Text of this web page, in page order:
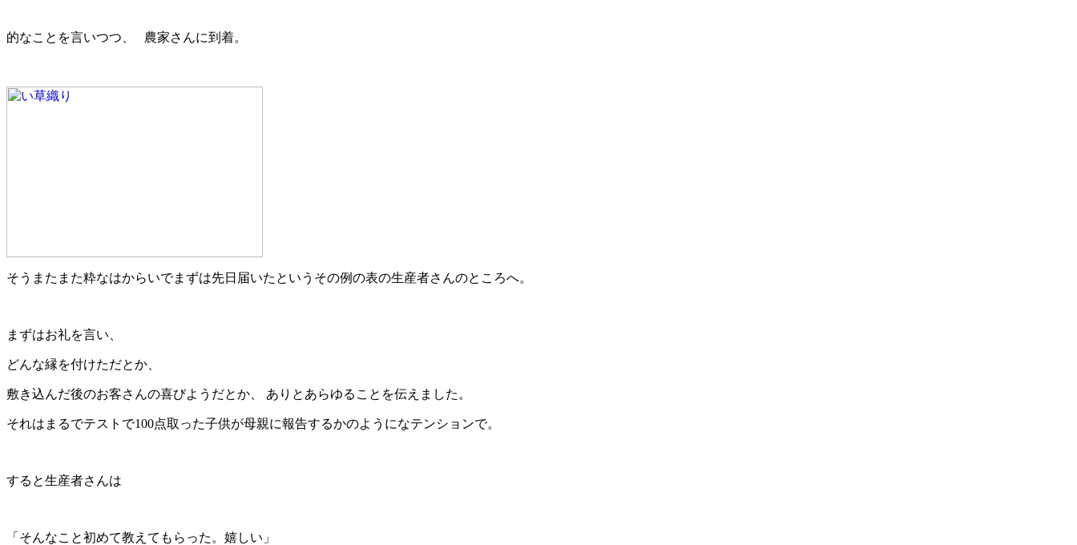
的なことを言いつつ、 農家さんに到着。
そうまたまた粋なはからいでまずは先日届いたというその例の表の生産者さんのところへ。
まずはお礼を言い、
どんな縁を付けただとか、
敷き込んだ後のお客さんの喜びようだとか、 ありとあらゆることを伝えました。
それはまるでテストで100点取った子供が母親に報告するかのようになテンションで。
すると生産者さんは
「そんなこと初めて教えてもらった。嬉しい」